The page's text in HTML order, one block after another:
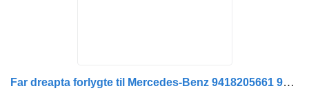
Far dreapta forlygte til Mercedes-Benz 9418205661 9418203061 A9418205661 A9418203061 lastbil